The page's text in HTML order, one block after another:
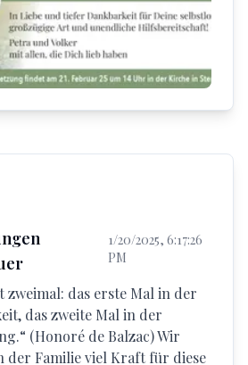
1/20/2025, 6:17:26
PM
zweimal: das erste Mal in der
das zweite Mal in der
(Honoré de Balzac) Wir
der Familie viel Kraft für diese